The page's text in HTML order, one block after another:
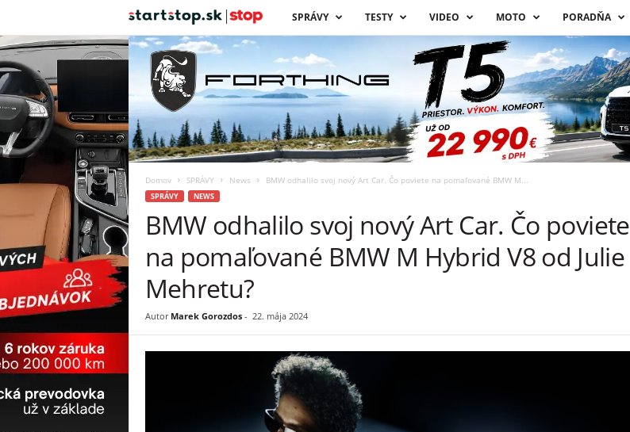
a
r
t
o
SPRÁVY TESTY VIDEO MOTO PORADŇA
Domov SPRÁVY News BMW odhalilo svoj nový Art Car. Čo poviete na pomaľované BMW M...
SPRÁVY NEWS
BMW odhalilo svoj nový Art Car. Čo poviete
na pomaľované BMW M Hybrid V8 od Julie
Mehretu?
Autor Marek Gorozdos- 22. mája 2024